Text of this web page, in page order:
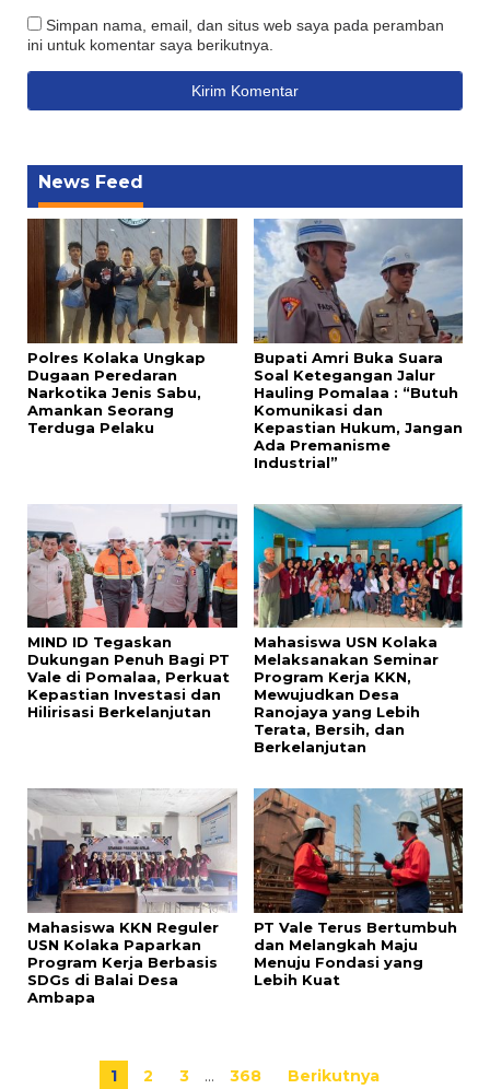
Simpan nama, email, dan situs web saya pada peramban
ini untuk komentar saya berikutnya.
News Feed
Polres Kolaka Ungkap
Dugaan Peredaran
Narkotika Jenis Sabu,
Amankan Seorang
Terduga Pelaku
Bupati Amri Buka Suara
Soal Ketegangan Jalur
Hauling Pomalaa : “Butuh
Komunikasi dan
Kepastian Hukum, Jangan
Ada Premanisme
Industrial”
MIND ID Tegaskan
Dukungan Penuh Bagi PT
Vale di Pomalaa, Perkuat
Kepastian Investasi dan
Hilirisasi Berkelanjutan
Mahasiswa USN Kolaka
Melaksanakan Seminar
Program Kerja KKN,
Mewujudkan Desa
Ranojaya yang Lebih
Terata, Bersih, dan
Berkelanjutan
Mahasiswa KKN Reguler
USN Kolaka Paparkan
Program Kerja Berbasis
SDGs di Balai Desa
Ambapa
PT Vale Terus Bertumbuh
dan Melangkah Maju
Menuju Fondasi yang
Lebih Kuat
1 2 3 … 368 Berikutnya